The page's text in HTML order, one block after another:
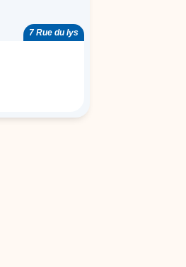
7 Rue du lys